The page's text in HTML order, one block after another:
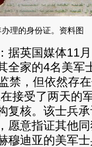
理的身份证。资料图
英国媒体11月
全家的4名美军
禁，但依然存
受了两天的
复核。该士兵
愿意指证其他
迪亚的美军士